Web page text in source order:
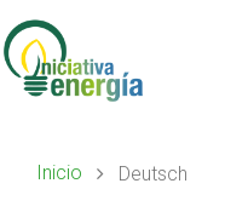
Inicio Deutsch